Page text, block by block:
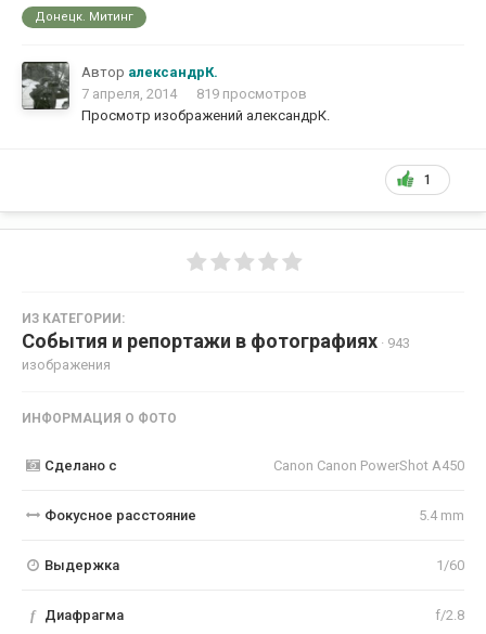
Донецк. Митинг
Автор александрК.
7 апреля, 2014
819 просмотров
Просмотр изображений александрК.
1
ИЗ КАТЕГОРИИ:
События и репортажи в фотографиях · 943
изображения
ИНФОРМАЦИЯ О ФОТО
Сделано с Canon Canon PowerShot A450
Фокусное расстояние 5.4 mm
Выдержка 1/60
f Диафрагма f/2.8